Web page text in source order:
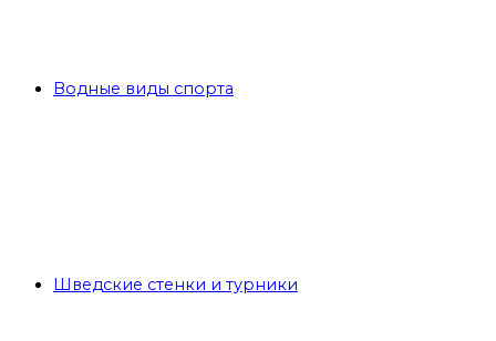
Водные виды спорта
Шведские стенки и турники